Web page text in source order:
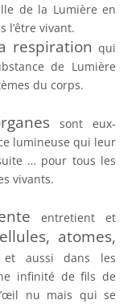
de la Lumière en
l’être vivant.
respiration qui
de Lumière
du corps.
sont eux-
lumineuse qui leur
… pour tous les
vivants.
entretient et
atomes,
aussi dans les
infinité de fils de
nu mais qui se